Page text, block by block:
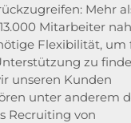
Mehr
Mitarbeiter
Flexibilität, um
zu
unseren Kunden
unter anderem
Recruiting von